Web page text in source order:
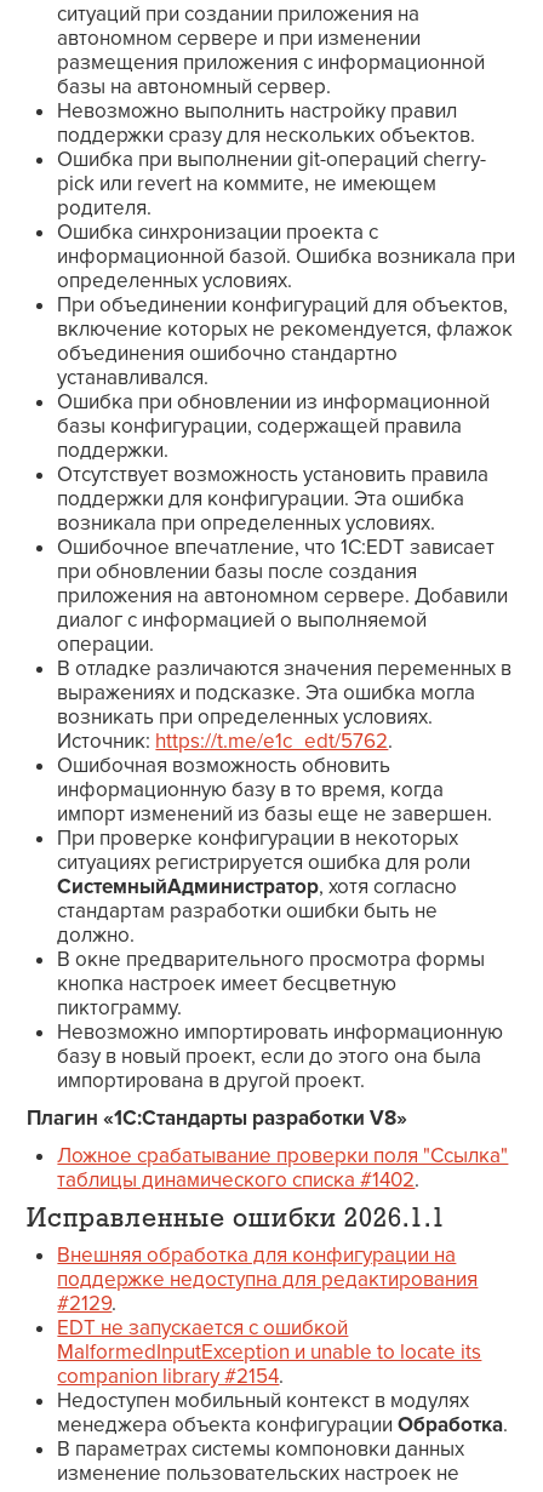
ситуаций при создании приложения на
автономном сервере и при изменении
размещения приложения с информационной
базы на автономный сервер.
Невозможно выполнить настройку правил
поддержки сразу для нескольких объектов.
Ошибка при выполнении git-операций cherry-
pick или revert на коммите, не имеющем
родителя.
Ошибка синхронизации проекта с
информационной базой. Ошибка возникала при
определенных условиях.
При объединении конфигураций для объектов,
включение которых не рекомендуется, флажок
объединения ошибочно стандартно
устанавливался.
Ошибка при обновлении из информационной
базы конфигурации, содержащей правила
поддержки.
Отсутствует возможность установить правила
поддержки для конфигурации. Эта ошибка
возникала при определенных условиях.
Ошибочное впечатление, что 1C:EDT зависает
при обновлении базы после создания
приложения на автономном сервере. Добавили
диалог с информацией о выполняемой
операции.
В отладке различаются значения переменных в
выражениях и подсказке. Эта ошибка могла
возникать при определенных условиях.
Источник: https://t.me/e1c_edt/5762.
Ошибочная возможность обновить
информационную базу в то время, когда
импорт изменений из базы еще не завершен.
При проверке конфигурации в некоторых
ситуациях регистрируется ошибка для роли
СистемныйАдминистратор, хотя согласно
стандартам разработки ошибки быть не
должно.
В окне предварительного просмотра формы
кнопка настроек имеет бесцветную
пиктограмму.
Невозможно импортировать информационную
базу в новый проект, если до этого она была
импортирована в другой проект.
Плагин «1С:Стандарты разработки V8»
Ложное срабатывание проверки поля "Ссылка"
таблицы динамического списка #1402.
Исправленные ошибки 2026.1.1
Внешняя обработка для конфигурации на
поддержке недоступна для редактирования
#2129.
EDT не запускается с ошибкой
MalformedInputException и unable to locate its
companion library #2154.
Недоступен мобильный контекст в модулях
менеджера объекта конфигурацииОбработка.
В параметрах системы компоновки данных
изменение пользовательских настроек не